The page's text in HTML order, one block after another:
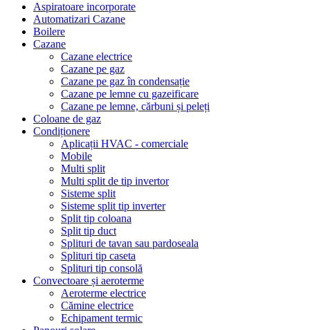
Aspiratoare incorporate
Automatizari Cazane
Boilere
Cazane
Cazane electrice
Cazane pe gaz
Cazane pe gaz în condensație
Cazane pe lemne cu gazeificare
Cazane pe lemne, cărbuni și peleți
Coloane de gaz
Condiționere
Aplicații HVAC - comerciale
Mobile
Multi split
Multi split de tip invertor
Sisteme split
Sisteme split tip inverter
Split tip coloana
Split tip duct
Splituri de tavan sau pardoseala
Splituri tip caseta
Splituri tip consolă
Convectoare și aeroterme
Aeroterme electrice
Cămine electrice
Echipament termic